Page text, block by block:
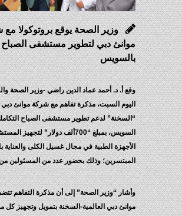
وزير الصحة يوقع بروتوكولا مع شركة
موانئ دبي لتطوير مستشفى الصباح
بالسويس
وقع أ. د. أحمد عماد الدين راضي -وزير الصحة والسكان-
اليوم السبت، مذكرة تفاهم مع شركة موانئ دبي العالمية
“السخنة” لدعم تطوير مستشفى الصباح التكاملي بمحافظة
السويس، بمبلغ “700ألف دولار” لتجهيز المستشفى بأحدث
الأجهزة الطبية في مجال غسيل الكلى والعناية بالأطفال
المبتسرين؛ وذلك بحضور عدد من المسئولين من الجانبين.
وأشار “وزير الصحة” إلى أن مذكرة التفاهم تتضمن قيام
موانئ دبي العالمية-السخنة بتمويل وتجهيز كل من وحدتي